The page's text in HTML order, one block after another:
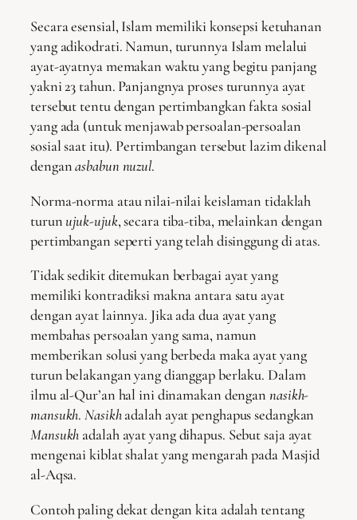
Secara esensial, Islam memiliki konsepsi ketuhanan
yang adikodrati. Namun, turunnya Islam melalui
ayat-ayatnya memakan waktu yang begitu panjang
yakni 23 tahun. Panjangnya proses turunnya ayat
tersebut tentu dengan pertimbangkan fakta sosial
yang ada (untuk menjawab persoalan-persoalan
sosial saat itu). Pertimbangan tersebut lazim dikenal
denganasbabun nuzul.
Norma-norma atau nilai-nilai keislaman tidaklah
turunujuk-ujuk, secara tiba-tiba, melainkan dengan
pertimbangan seperti yang telah disinggung di atas.
Tidak sedikit ditemukan berbagai ayat yang
memiliki kontradiksi makna antara satu ayat
dengan ayat lainnya. Jika ada dua ayat yang
membahas persoalan yang sama, namun
memberikan solusi yang berbeda maka ayat yang
turun belakangan yang dianggap berlaku. Dalam
ilmu al-Qur’an hal ini dinamakan dengan nasikh-
mansukh.Nasikhadalah ayat penghapus sedangkan
Mansukh adalah ayat yang dihapus. Sebut saja ayat
mengenai kiblat shalat yang mengarah pada Masjid
al-Aqsa.
Contoh paling dekat dengan kita adalah tentang